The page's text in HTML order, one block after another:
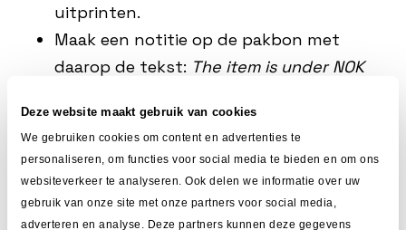
Deze website maakt gebruik van cookies
We gebruiken cookies om content en advertenties te
personaliseren, om functies voor social media te bieden en om ons
websiteverkeer te analyseren. Ook delen we informatie over uw
gebruik van onze site met onze partners voor social media,
adverteren en analyse. Deze partners kunnen deze gegevens
uitprinten.
Maak een notitie op de pakbon met
daarop de tekst: The item is under NOK
collect and remit the VAT under the
VOEC-scheme.
Onder deze notitie schrijf je ook nog het
Noorse VOEC-nummer van Etsy. Dit doe je